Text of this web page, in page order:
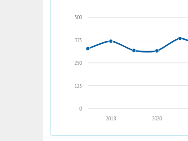
0
125
250
375
500
2020
2018